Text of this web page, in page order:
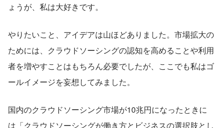
ょうが、私は大好きです。
やりたいこと、アイデアは山ほどありました。市場拡大の
ためには、クラウドソーシングの認知を高めることや利用
者を増やすことはもちろん必要でしたが、ここでも私はゴ
ールイメージを妄想してみました。
国内のクラウドソーシング市場が10兆円になったときに
は「クラウドソーシングが働き方とビジネスの選択肢とし